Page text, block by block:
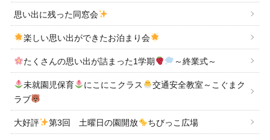
思い出に残った同窓会
楽しい思い出ができたお泊まり会
たくさんの思い出が詰まった1学期 ～終業式～
未就園児保育 にこにこクラス
交通安全教室～こぐまク
ラブ
大好評 第3回 土曜日の園開放 ちびっこ広場